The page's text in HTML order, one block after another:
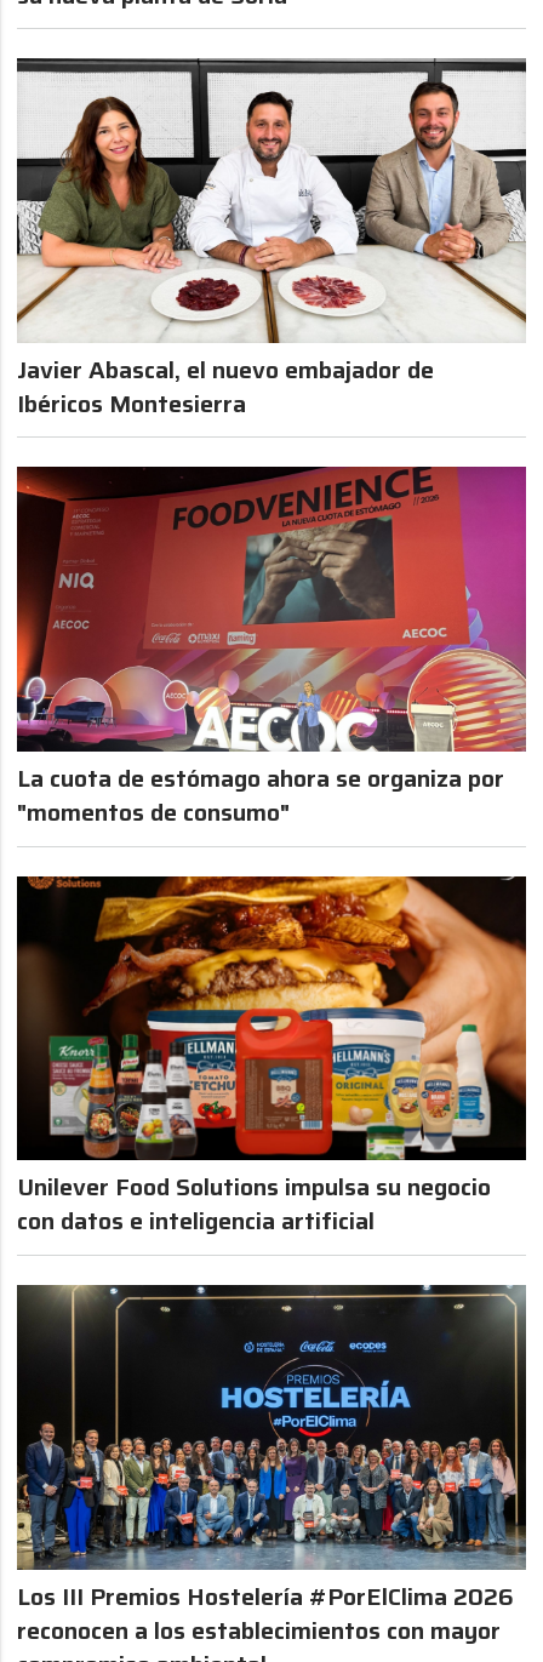
Javier Abascal, el nuevo embajador de
Ibéricos Montesierra
La cuota de estómago ahora se organiza por
"momentos de consumo"
Unilever Food Solutions impulsa su negocio
con datos e inteligencia artificial
Los III Premios Hostelería #PorElClima 2026
reconocen a los establecimientos con mayor